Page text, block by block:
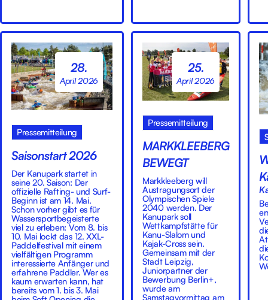
28.
April 2026
Pressemitteilung
Saisonstart 2026
Der Kanupark startet in
seine 20. Saison: Der
offizielle Rafting- und Surf-
Beginn ist am 14. Mai.
Schon vorher gibt es für
Wassersportbegeisterte
viel zu erleben: Vom 8. bis
10. Mai lockt das 12. XXL-
Paddelfestival mit einem
vielfältigen Programm
interessierte Anfänger und
erfahrene Paddler. Wer es
kaum erwarten kann, hat
bereits vom 1. bis 3. Mai
25.
April 2026
Pressemitteilung
MARKKLEEBERG
BEWEGT
Markkleeberg will
Austragungsort der
Olympischen Spiele
2040 werden. Der
Kanupark soll
Wettkampfstätte für
Kanu-Slalom und
Kajak-Cross sein.
Gemeinsam mit der
Stadt Leipzig,
Juniorpartner der
Bewerbung Berlin+,
wurde am
Samstagvormittag am